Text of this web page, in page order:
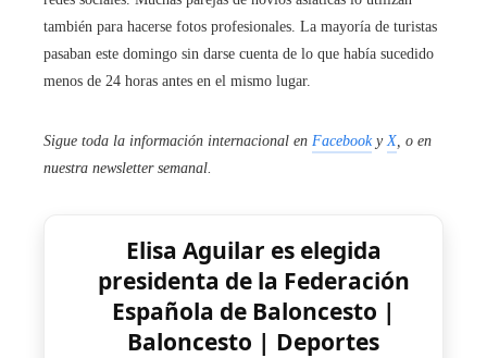
también para hacerse fotos profesionales. La mayoría de turistas
pasaban este domingo sin darse cuenta de lo que había sucedido
menos de 24 horas antes en el mismo lugar.
Sigue toda la información internacional en Facebooky X , o en
nuestra newsletter semanal
Elisa Aguilar es elegida
presidenta de la Federación
Española de Baloncesto |
Baloncesto | Deportes